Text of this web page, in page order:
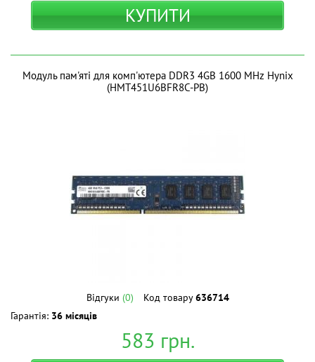
КУПИТИ
Модуль пам'яті для комп'ютера DDR3 4GB 1600 MHz Hynix
(HMT451U6BFR8C-PB)
Відгуки (0) Код товару636714
Гарантія: 36 місяців
583 грн.